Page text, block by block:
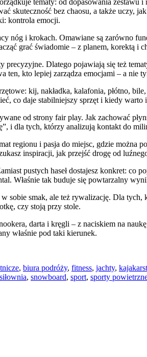
skuteczność bez chaosu, a także uczy,
kontrola emocji.
nóg i krokach. Omawiane są zarówno
grać świadomie – z planem, korektą i
precyzyjne. Dlatego pojawiają się też
ten, kto lepiej zarządza emocjami – a nie
kij, nakładka, kalafonia, płótno,
co daje stabilniejszy sprzęt i kiedy
od strony fair play. Jak zachować
i dla tych, którzy analizują kontakt do
regionu i pasja do miejsc, gdzie można
inspiracji, jak przejść drogę od
pustych haseł dostajesz konkret:
Właśnie tak buduje się powtarzalny
sobie smak, ale też rywalizację. Dla
czy stoją przy stole.
darta i kręgli – z naciskiem na
właśnie pod taki kierunek.
, biura podróży, fitness, jachty,
siłownia, snowboard, sport, sporty